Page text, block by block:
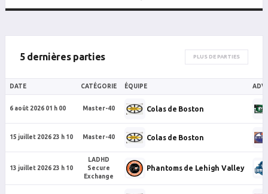
5 dernières parties PLUS DE PARTIES
DATE CATÉGORIE ÉQUIPE
6 août 2026 01 h 00 Master-40 Colas de Boston
15 juillet 2026 23 h 10 Master-40 Colas de Boston
13 juillet 2026 23 h 10
LADHD
Secure
Exchange
Phantoms de Lehigh Valley